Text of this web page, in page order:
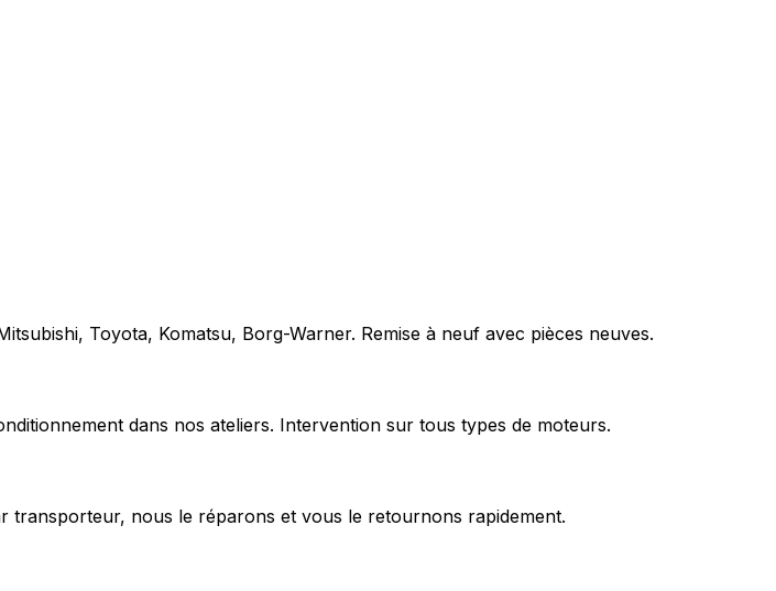
Toyota, Komatsu, Borg-Warner. Remise à neuf avec pièces neuves.
dans nos ateliers. Intervention sur tous types de moteurs.
nous le réparons et vous le retournons rapidement.